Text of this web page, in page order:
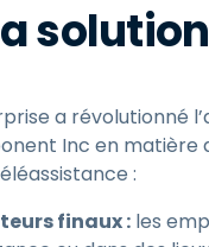
solution
a révolutionné
Inc en matière
:
finaux : les